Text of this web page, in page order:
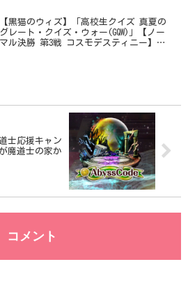
【黒猫のウィズ】「高校生クイズ 真夏の
グレート・クイズ・ウォー(GQW)」【ノー
マル決勝 第3戦 コスモデスティニー】攻
士応援キャン
魔道士の家か
コメント